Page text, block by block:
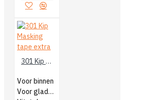
301 Kip Masking tape extra
Voor binnen
Voor gladde ondergronden